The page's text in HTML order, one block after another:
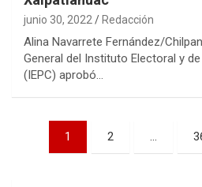
junio 30, 2022 Redacción
Alina Navarrete Fernández/
General del Instituto Electoral y
(IEPC) aprobó…
Navegación
1 2 …